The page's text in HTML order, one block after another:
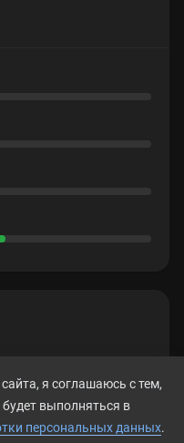
я соглашаюсь с тем,
выполняться в
персональных данных.